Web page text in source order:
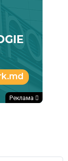
Реклама